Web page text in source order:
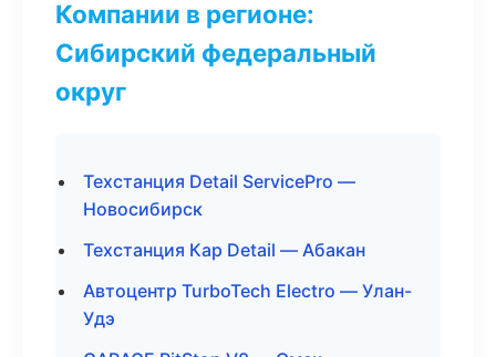
Компании в регионе:
Сибирский федеральный
округ
Техстанция Detail ServicePro —
Новосибирск
Техстанция Кар Detail — Абакан
Автоцентр TurboTech Electro — Улан-
Удэ